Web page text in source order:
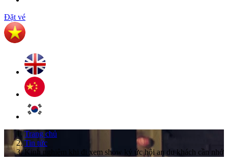
Đặt vé
Trang chủ
Tin tức
Kinh nghiệm khi đi xem show ký ức hội an du khách cần nhớ